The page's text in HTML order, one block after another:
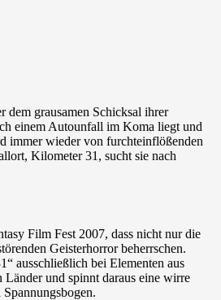
dem grausamen Schicksal ihrer
einem Autounfall im Koma liegt und
immer wieder von furchteinflößenden
Kilometer 31, sucht sie nach
Film Fest 2007, dass nicht nur die
Geisterhorror beherrschen.
ausschließlich bei Elementen aus
Länder und spinnt daraus eine wirre